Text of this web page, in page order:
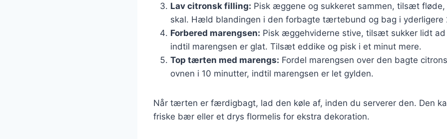
Lav citronsk filling: Pisk æggene og sukkeret sammen, tilsæt
skal. Hæld blandingen i den forbagte tærtebund og bag i yderligere
Forbered marengsen: Pisk æggehviderne stive, tilsæt sukker lidt ad
indtil marengsen er glat. Tilsæt eddike og pisk i et minut mere.
Top tærten med marengs: Fordel marengsen over den bagte
ovnen i 10 minutter, indtil marengsen er let gylden.
Når tærten er færdigbagt, lad den køle af, inden du serverer den. Den
friske bær eller et drys flormelis for ekstra dekoration.